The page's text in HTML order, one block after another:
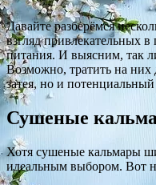
Давайте разберёмся
взгляд привлекательных
питания. И выясним, так
Возможно, тратить на них
затея, но и потенциальный
Сушеные
Хотя сушеные кальмары
идеальным выбором. Вот